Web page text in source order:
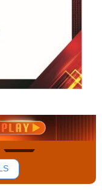
Casio Nam MTS-
Mua ngay